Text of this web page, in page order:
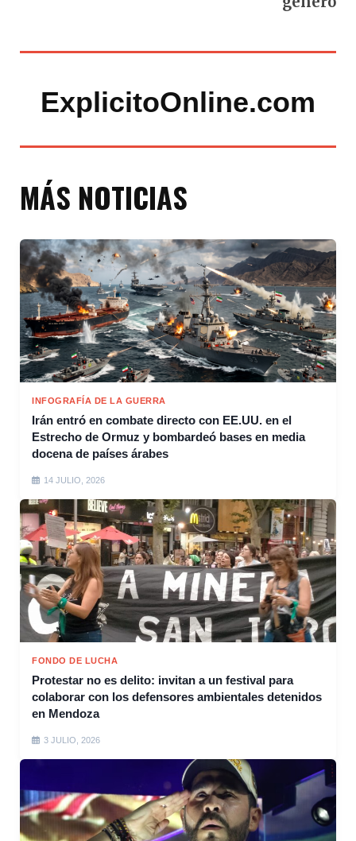
ExplicitoOnline.com
MÁS NOTICIAS
INFOGRAFÍA DE LA GUERRA
Irán entró en combate directo con EE.UU. en el
Estrecho de Ormuz y bombardeó bases en media
docena de países árabes
14 JULIO, 2026
FONDO DE LUCHA
Protestar no es delito: invitan a un festival para
colaborar con los defensores ambientales detenidos
en Mendoza
3 JULIO, 2026